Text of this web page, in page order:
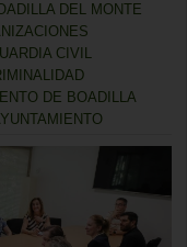
DEL MONTE
CIVIL
DE BOADILLA